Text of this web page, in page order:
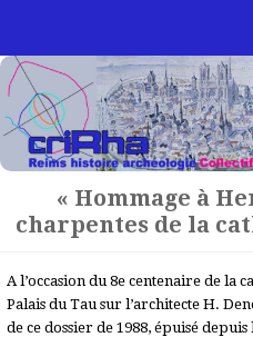
« Hommage à
charpentes de la
A l’occasion du 8e centenaire de la
Palais du Tau sur l’architecte H.
de ce dossier de 1988, épuisé